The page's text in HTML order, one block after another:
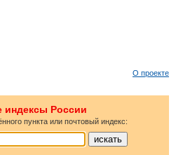
О проекте
индексы России
пункта или почтовый индекс: